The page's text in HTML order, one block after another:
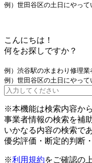
例）世田谷区の土日にやって
こんにちは！
何をお探しですか？
例）渋谷駅の水まわり修理業
例）世田谷区の土日にやって
※本機能は検索内容か
事業者情報の検索を補
いかなる内容の検索で
優劣評価・断定的判断
※利用規約をご確認の